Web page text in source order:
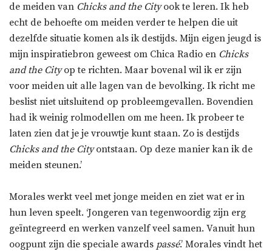
de meiden van Chicks and the Cityook te leren. Ik heb
echt de behoefte om meiden verder te helpen die uit
dezelfde situatie komen als ik destijds. Mijn eigen jeugd is
mijn inspiratiebron geweest om Chica Radio en Chicks
and the Cityop te richten. Maar bovenal wil ik er zijn
voor meiden uit alle lagen van de bevolking. Ik richt me
beslist niet uitsluitend op probleemgevallen. Bovendien
had ik weinig rolmodellen om me heen. Ik probeer te
laten zien dat je je vrouwtje kunt staan. Zo is destijds
Chicks and the Cityontstaan. Op deze manier kan ik de
meiden steunen.’
Morales werkt veel met jonge meiden en ziet wat er in
hun leven speelt. ‘Jongeren van tegenwoordig zijn erg
geïntegreerd en werken vanzelf veel samen. Vanuit hun
oogpunt zijn die speciale awards passé.’ Morales vindt het